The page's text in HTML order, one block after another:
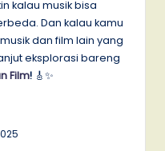
kalau musik bisa
Dan kalau kamu
dan film lain yang
eksplorasi bareng
Film! 🎸✨